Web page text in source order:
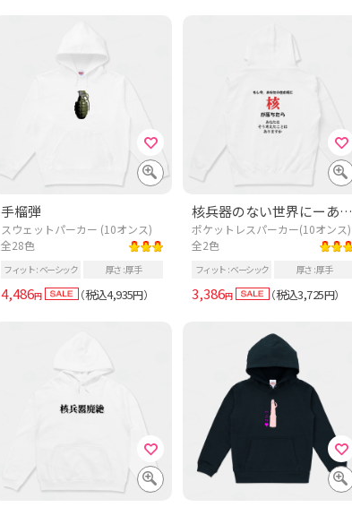
手榴弾
スウェットパーカー (10オンス)
全28色
フィット ベーシック 厚さ 厚手
4,486円 （税込4,935円）
核兵器のない世界にーあなたの住む街Ver.ー【バックプリント】
ポケットレスパーカー(10オンス)
全2色
フィット ベーシック 厚さ 厚手
3,386円 （税込3,725円）